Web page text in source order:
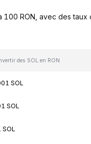
RON, avec des
des SOL en RON
SOL
SOL